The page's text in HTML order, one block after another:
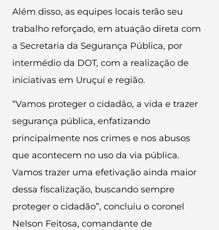
Além disso, as equipes locais terão seu
trabalho reforçado, em atuação direta com
a Secretaria da Segurança Pública, por
intermédio da DOT, com a realização de
iniciativas em Uruçuí e região.
“Vamos proteger o cidadão, a vida e trazer
segurança pública, enfatizando
principalmente nos crimes e nos abusos
que acontecem no uso da via pública.
Vamos trazer uma efetivação ainda maior
dessa fiscalização, buscando sempre
proteger o cidadão”, concluiu o coronel
Nelson Feitosa, comandante de